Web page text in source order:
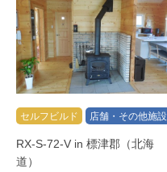
セルフビルド 店舗・その他施設
RX-S-72-V in 標津郡（北海
道）